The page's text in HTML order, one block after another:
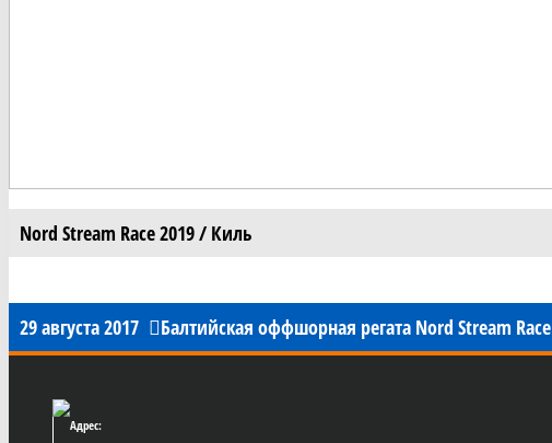
Nord Stream Race 2019 / Киль
29 августа 2017 Балтийская оффшорная регата Nord Stream Race
Адрес: